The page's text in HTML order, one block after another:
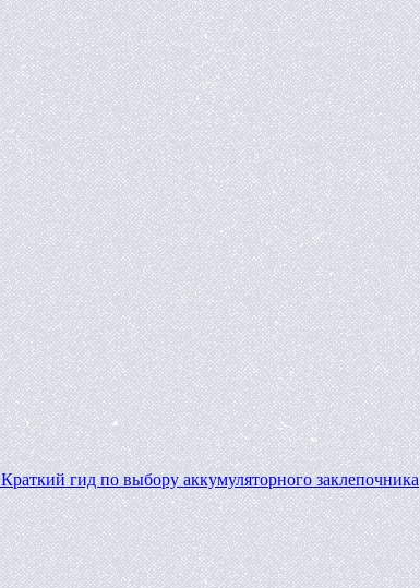
Краткий гид по выбору аккумуляторного заклепочника